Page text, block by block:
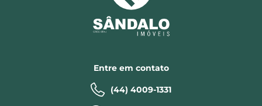
Entre em contato
(44) 4009-1331